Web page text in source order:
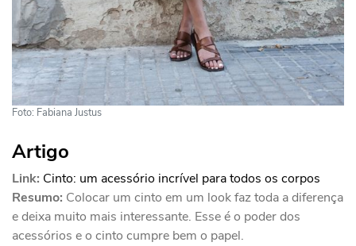
Foto: Fabiana Justus
Artigo
Link: Cinto: um acessório incrível para todos os corpos
Resumo: Colocar um cinto em um look faz toda a diferença
e deixa muito mais interessante. Esse é o poder dos
acessórios e o cinto cumpre bem o papel.